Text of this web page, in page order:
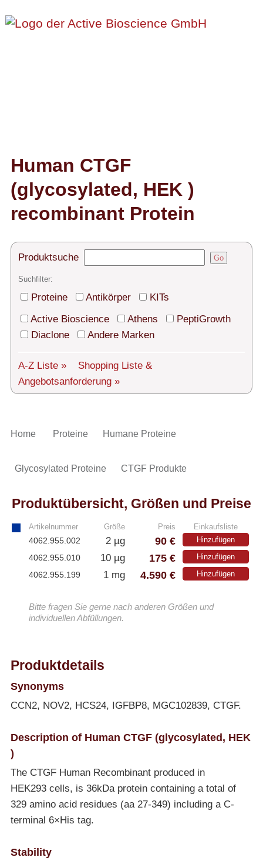
Diaclone Produkte
Home
Produkte
Technischer Support
Versand
Über uns
AGBs
Login
Human CTGF
(glycosylated, HEK )
recombinant Protein
Produktsuche Go
Suchfilter:
Proteine Antikörper
KITs
Active Bioscience
Athens
PeptiGrowth
Diaclone
Andere Marken
A-Z Liste » Shopping Liste &
Angebotsanforderung »
Home Proteine Humane Proteine
Glycosylated Proteine CTGF Produkte
Produktübersicht, Größen und Preise
Artikelnummer Größe Preis Einkaufsliste
4062.955.002 2 µg 90 € Hinzufügen
4062.955.010 10 µg 175 € Hinzufügen
4062.955.199 1 mg 4.590 € Hinzufügen
Bitte fragen Sie gerne nach anderen Größen und
individuellen Abfüllungen.
Produktdetails
Synonyms
CCN2, NOV2, HCS24, IGFBP8, MGC102839, CTGF.
Description of Human CTGF (glycosylated, HEK
)
The CTGF Human Recombinant produced in
HEK293 cells, is 36kDa protein containing a total of
329 amino acid residues (aa 27-349) including a C-
terminal 6×His tag.
Stability